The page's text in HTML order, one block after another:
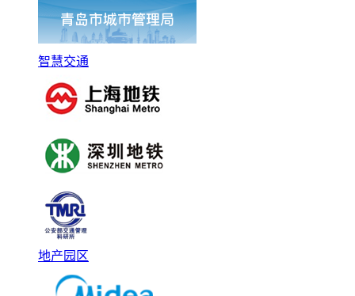
智慧交通
地产园区